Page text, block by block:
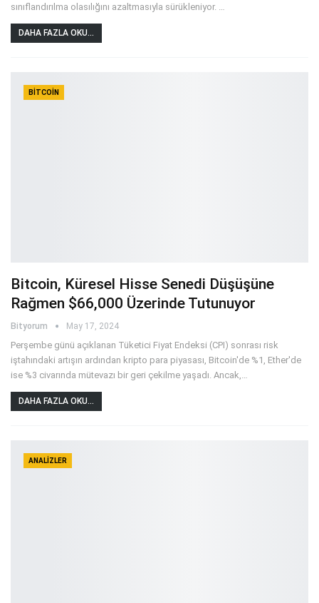
sınıflandırılma olasılığını azaltmasıyla sürükleniyor.
DAHA FAZLA OKU...
BITCOIN
Bitcoin, Küresel Hisse Senedi Düşüşüne
Rağmen $66,000 Üzerinde Tutunuyor
Bityorum May 17, 2024
Perşembe günü açıklanan Tüketici Fiyat Endeksi (CPI) sonrası risk
iştahındaki artışın ardından kripto para piyasası, Bitcoin'de %1, Ether'de
ise %3 civarında mütevazı bir geri çekilme yaşadı. Ancak,…
DAHA FAZLA OKU...
ANALIZLER